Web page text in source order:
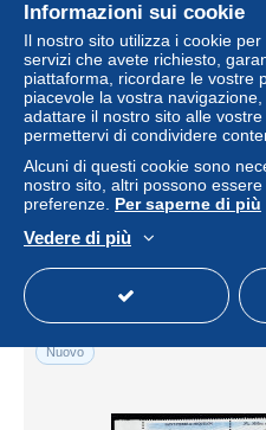
Saint-Pierre-et-Miquelon
Timbres Marianne du
±
Stato
Nuovo
Informazioni sui cookie
Il nostro sito utilizza i cookie
servizi che avete richiesto,
piattaforma, ricordare le vostre
piacevole la vostra
adattare il nostro sito alle
permettervi di condividere
Alcuni di questi cookie sono
nostro sito, altri possono
preferenze. Per saperne di più
Vedere di più